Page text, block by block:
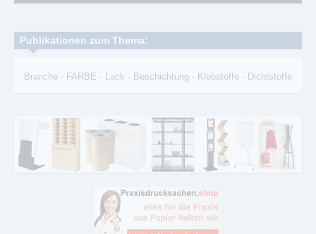
Publikationen zum Thema:
Branche - FARBE - Lack - Beschichtung - Klebstoffe - Dichtstoffe